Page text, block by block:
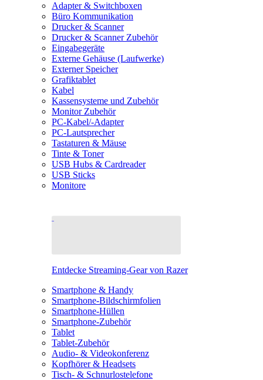
Adapter & Switchboxen
Büro Kommunikation
Drucker & Scanner
Drucker & Scanner Zubehör
Eingabegeräte
Externe Gehäuse (Laufwerke)
Externer Speicher
Grafiktablet
Kabel
Kassensysteme und Zubehör
Monitor Zubehör
PC-Kabel/-Adapter
PC-Lautsprecher
Tastaturen & Mäuse
Tinte & Toner
USB Hubs & Cardreader
USB Sticks
Monitore
Entdecke Streaming-Gear von Razer
Smartphone & Handy
Smartphone-Bildschirmfolien
Smartphone-Hüllen
Smartphone-Zubehör
Tablet
Tablet-Zubehör
Audio- & Videokonferenz
Kopfhörer & Headsets
Tisch- & Schnurlostelefone